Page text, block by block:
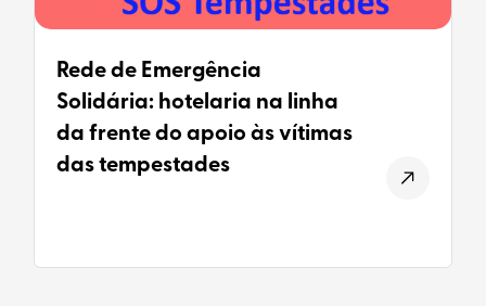
Rede de Emergência
Solidária: hotelaria na linha
da frente do apoio às vítimas
das tempestades